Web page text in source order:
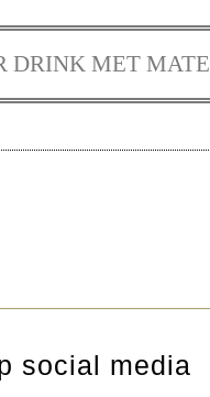
DRINK MET MATE
social media